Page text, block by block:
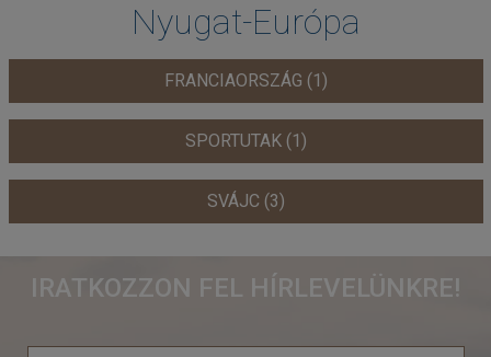
Nyugat-Európa
FRANCIAORSZÁG (1)
SPORTUTAK (1)
SVÁJC (3)
IRATKOZZON FEL HÍRLEVELÜNKRE!